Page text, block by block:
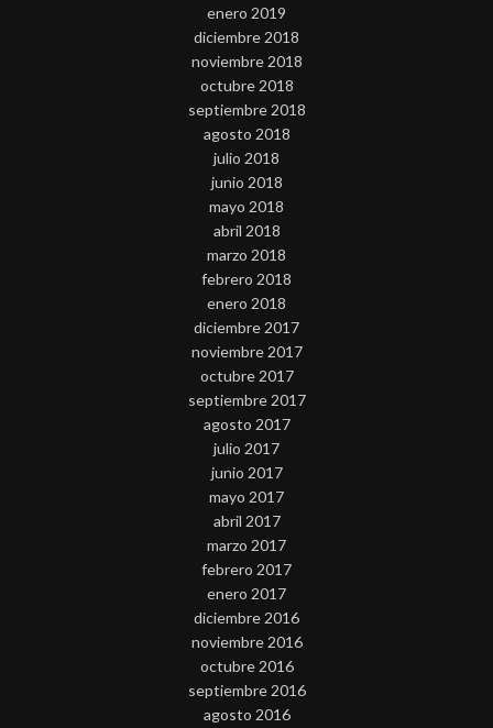
enero 2019
diciembre 2018
noviembre 2018
octubre 2018
septiembre 2018
agosto 2018
julio 2018
junio 2018
mayo 2018
abril 2018
marzo 2018
febrero 2018
enero 2018
diciembre 2017
noviembre 2017
octubre 2017
septiembre 2017
agosto 2017
julio 2017
junio 2017
mayo 2017
abril 2017
marzo 2017
febrero 2017
enero 2017
diciembre 2016
noviembre 2016
octubre 2016
septiembre 2016
agosto 2016